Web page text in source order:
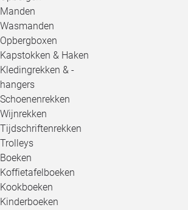
Manden
Wasmanden
Opbergboxen
Kapstokken & Haken
Kledingrekken & -
hangers
Schoenenrekken
Wijnrekken
Tijdschriftenrekken
Trolleys
Boeken
Koffietafelboeken
Kookboeken
Kinderboeken